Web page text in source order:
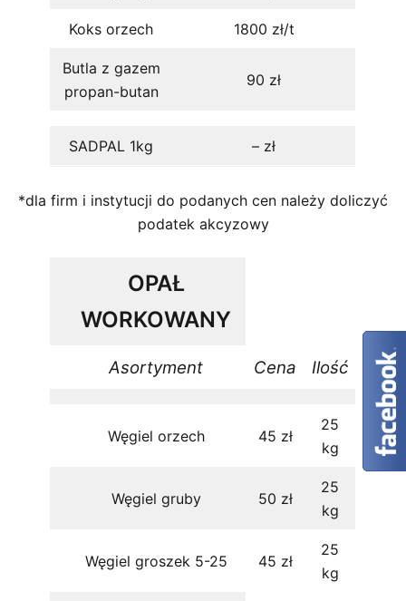
Koks orzech 1800 zł/t
Butla z gazem
propan-butan
90 zł
SADPAL 1kg – zł
*dla firm i instytucji do podanych cen należy doliczyć
podatek akcyzowy
OPAŁ
WORKOWANY
Asortyment Cena Ilość
Węgiel orzech 45 zł
25
kg
Węgiel gruby 50 zł
25
kg
Węgiel groszek 5-25 45 zł
25
kg